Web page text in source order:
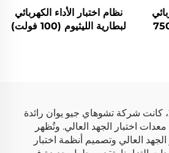
الليثيومية (750
نظام اختبار الأداء الكهربائي
لبطارية الليثيوم (100 فولت)
منذ البداية في عام 2013، كانت شركة تشوهاي جيو يوان رائدة
اختبار الجهد العالي. وتُظهر
الجهد العالي وتصميم أنظمة اختبار